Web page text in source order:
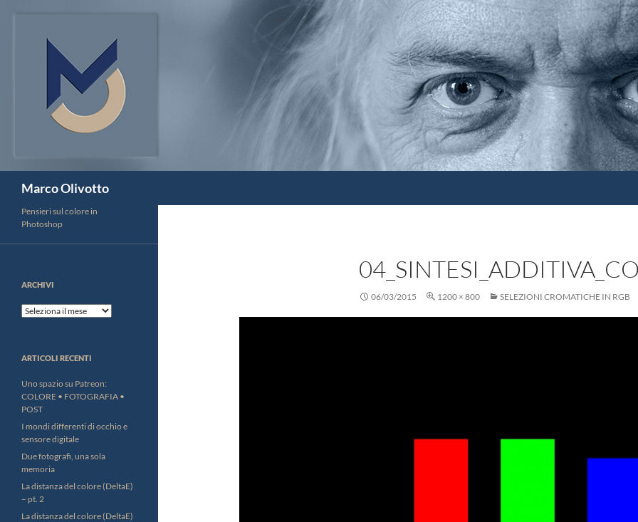
contenuto
Marco Olivotto
06/03/2015 1200 × 800 SELEZIONI CROMATICHE IN RGB
Pensieri sul colore in
Photoshop
ARCHIVI
Archivi
ARTICOLI RECENTI
Uno spazio su Patreon:
COLORE • FOTOGRAFIA •
POST
I mondi differenti di occhio e
sensore digitale
Due fotografi, una sola
memoria
La distanza del colore (DeltaE)
– pt. 2
La distanza del colore (DeltaE)